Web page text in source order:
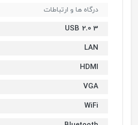
درگاه ها و ارتباطات
USB 2.0 3
LAN
HDMI
VGA
WiFi